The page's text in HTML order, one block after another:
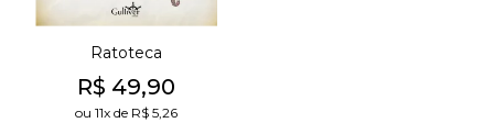
Ratoteca
R$ 49,90
ou 11x de R$ 5,26